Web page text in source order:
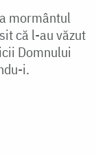
mormântul
că l-au văzut
Domnului
i.